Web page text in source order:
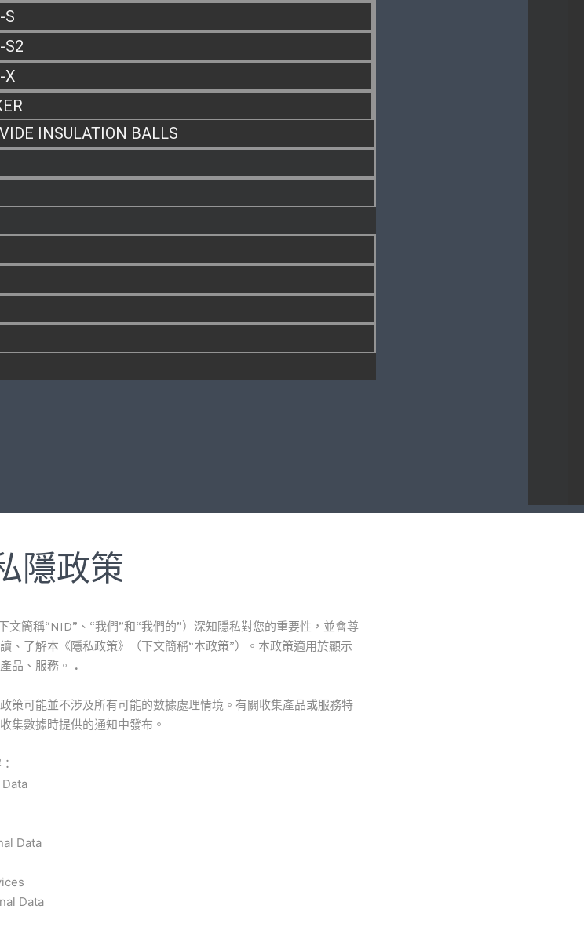
S
S2
X
INSULATION BALLS
隱政策
簡稱“NID”、“我們”和“我們的”）深知隱私對您的重要性，並會尊
、了解本《隱私政策》（下文簡稱“本政策”）。本政策適用於顯示
品、服務。 .
策可能並不涉及所有可能的數據處理情境。有關收集產品或服務特
集數據時提供的通知中發布。
Data
Data